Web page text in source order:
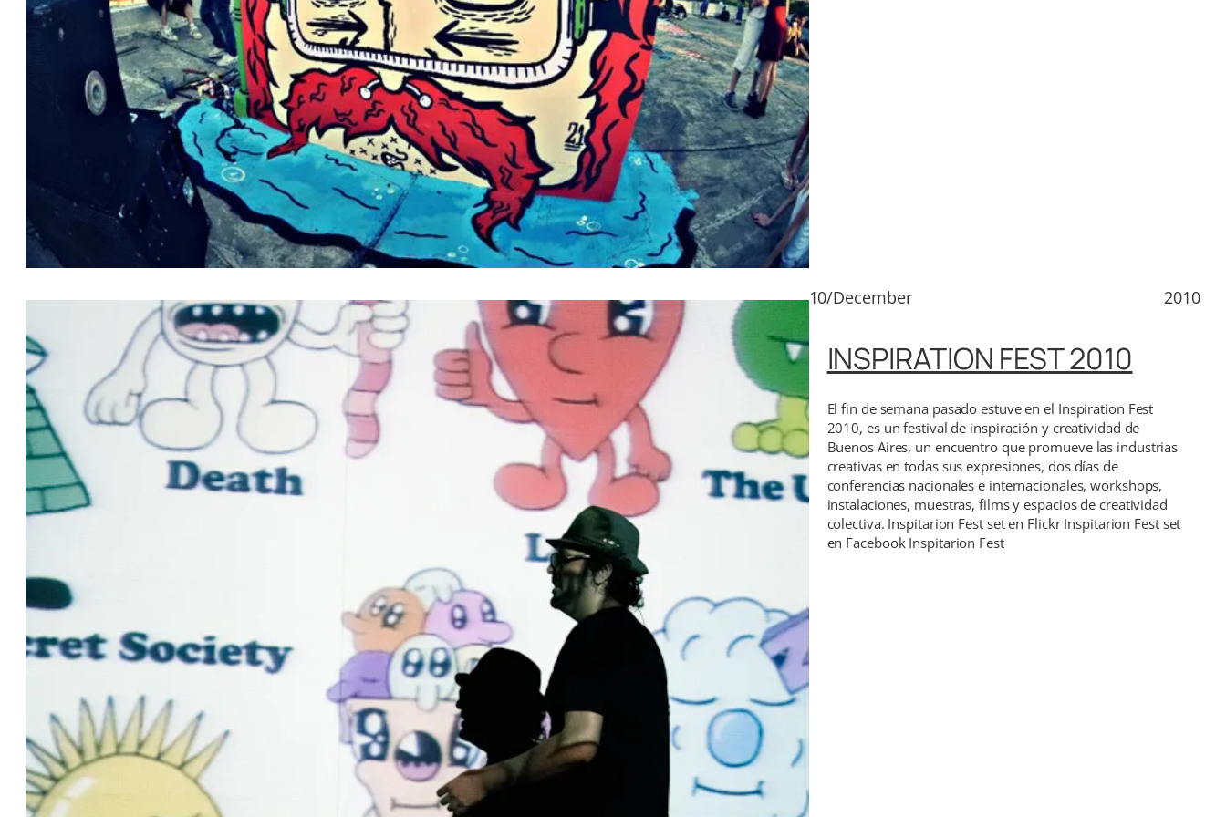
10/December 2010
INSPIRATION FEST 2010
El fin de semana pasado estuve en el Inspiration Fest
2010, es un festival de inspiración y creatividad de
Buenos Aires, un encuentro que promueve las industrias
creativas en todas sus expresiones, dos días de
conferencias nacionales e internacionales, workshops,
instalaciones, muestras, films y espacios de creatividad
colectiva. Inspitarion Fest set en Flickr Inspitarion Fest set
en Facebook Inspitarion Fest